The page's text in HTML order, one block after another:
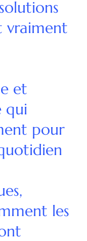
vraiment
et
qui
pour
les